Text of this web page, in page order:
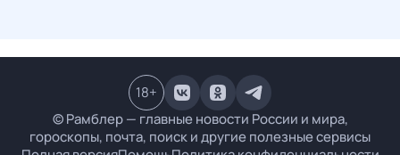
© Рамблер — главные новости России и мира,
гороскопы, почта, поиск и другие полезные сервисы
18+